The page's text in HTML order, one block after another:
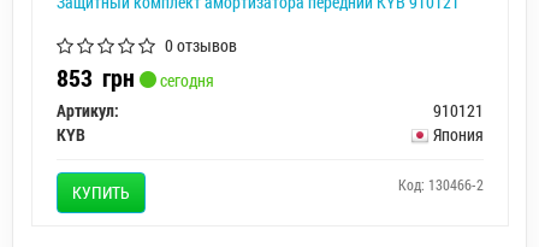
0 отзывов
853 грн
сегодня
Артикул:
910121
KYB
Япония
КУПИТЬ Код: 130466-2